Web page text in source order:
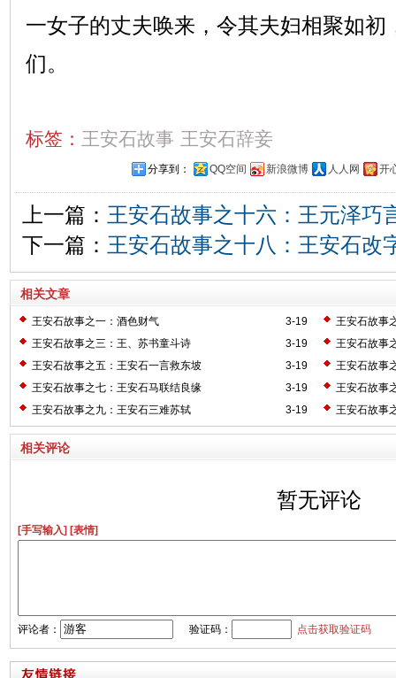
一女子的丈夫唤来，令其夫妇相聚如初
们。
标签： 王安石故事 王安石辞妾
分享到： QQ空间 新浪微博 人人网 开
上一篇： 王安石故事之十六：王元泽巧
下一篇： 王安石故事之十八：王安石改
相关文章
3-19
王安石故事之一：酒色财气
王安石故事
3-19
王安石故事之三：王、苏书童斗诗
王安石故事
3-19
王安石故事之五：王安石一言救东坡
王安石故事
3-19
王安石故事之七：王安石马联结良缘
王安石故事
3-19
王安石故事之九：王安石三难苏轼 王安石故事
相关评论
暂无评论
[手写输入] [表情]
评论者： 验证码： 点击获取验证码